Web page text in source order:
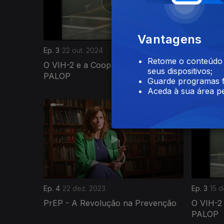
Ep. 3 22 out. 2024
O VIH-2 e a Cooperação com os
PALOP
O Peso
o
Ep. 4 22 dez. 2023
PrEP - A Revolução na Prevenção
Ep. 3 15
O VIH-
PALOP
732051
Vantagens
Retome o
seus dispositivos;
Guarde programas
Aceda à sua área